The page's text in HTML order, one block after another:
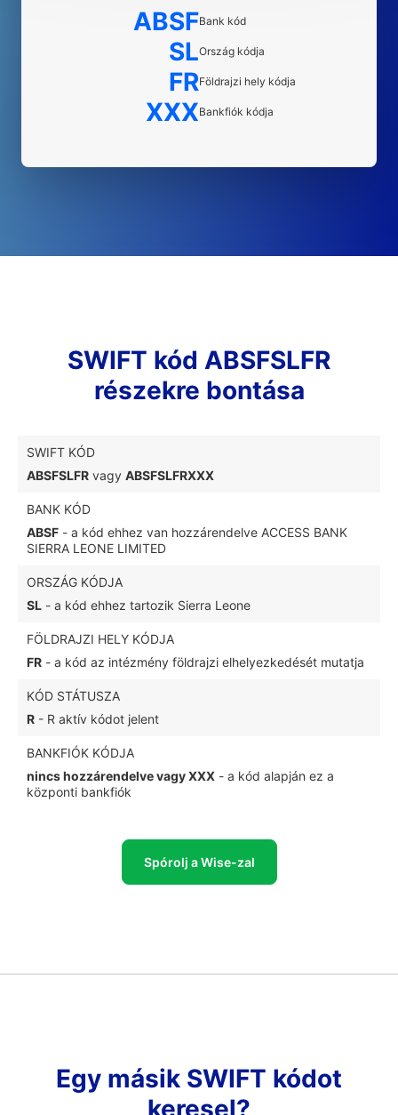
ABSFBank kód
SLOrszág kódja
FRFöldrajzi hely kódja
XXXBankfiók kódja
SWIFT kód ABSFSLFR
részekre bontása
SWIFT KÓD
ABSFSLFR vagy ABSFSLFRXXX
BANK KÓD
ABSF - a kód ehhez van hozzárendelve ACCESS BANK
SIERRA LEONE LIMITED
ORSZÁG KÓDJA
SL - a kód ehhez tartozik Sierra Leone
FÖLDRAJZI HELY KÓDJA
FR - a kód az intézmény földrajzi elhelyezkedését mutatja
KÓD STÁTUSZA
R - R aktív kódot jelent
BANKFIÓK KÓDJA
nincs hozzárendelve vagy XXX - a kód alapján ez a
központi bankfiók
Spórolj a Wise-zal
Egy másik SWIFT kódot
keresel?